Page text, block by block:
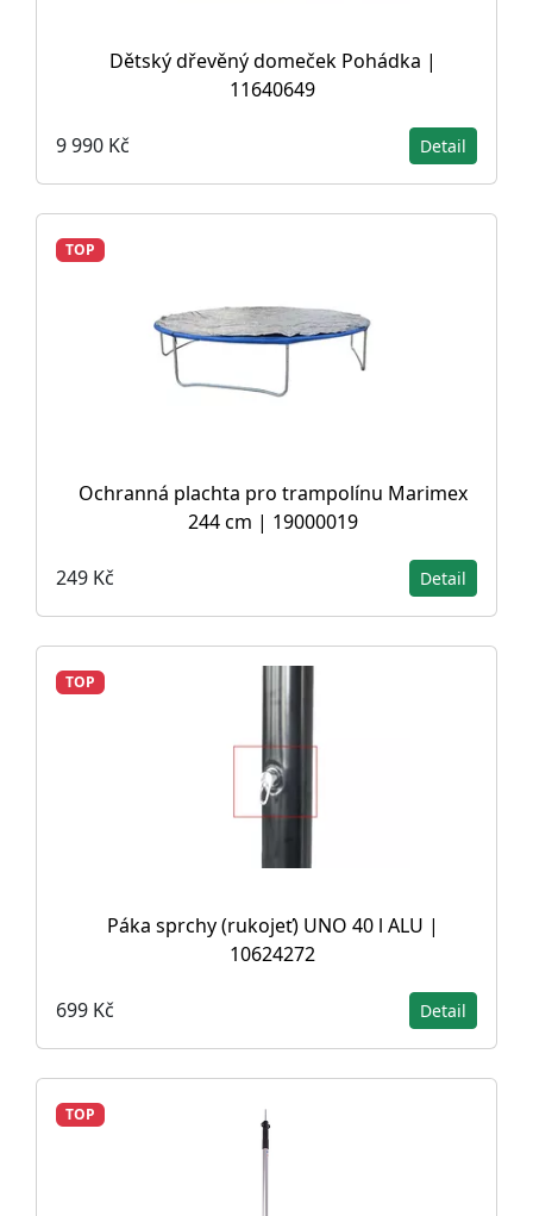
Dětský dřevěný domeček Pohádka |
11640649
9 990 Kč Detail
TOP
Ochranná plachta pro trampolínu Marimex
244 cm | 19000019
249 Kč Detail
TOP
Páka sprchy (rukojeť) UNO 40 l ALU |
10624272
699 Kč Detail
TOP